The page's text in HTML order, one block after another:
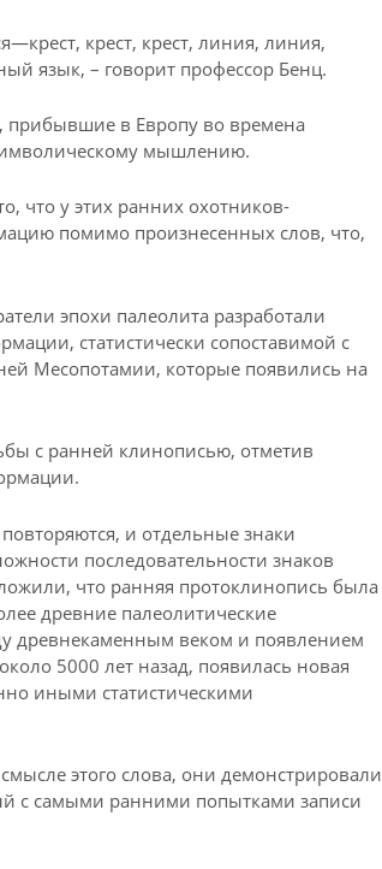
крест, крест, линия, линия,
язык, – говорит профессор Бенц.
прибывшие в Европу во времена
мышлению.
что у этих ранних охотников-
помимо произнесенных слов, что,
эпохи палеолита разработали
статистически сопоставимой с
Месопотамии, которые появились на
с ранней клинописью, отметив
и отдельные знаки
последовательности знаков
что ранняя протоклинопись была
древние палеолитические
древнекаменным веком и появлением
5000 лет назад, появилась новая
иными статистическими
этого слова, они демонстрировали
с самыми ранними попытками записи